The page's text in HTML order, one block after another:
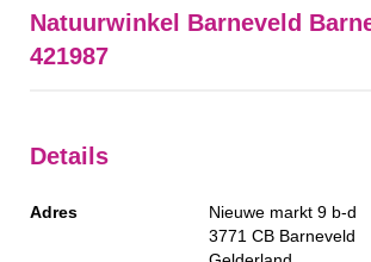
Natuurwinkel Barneveld
421987
Details
Adres
Nieuwe markt 9 b-d
3771 CB Barneveld